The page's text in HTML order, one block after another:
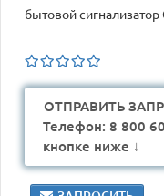
бытовой сигнализатор
ОТПРАВИТЬ
Телефон: 8 800
кнопке ниже ↓